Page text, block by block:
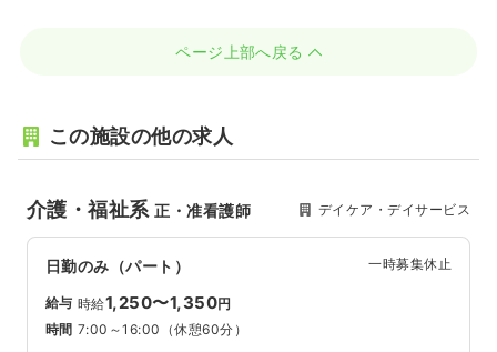
ページ上部へ戻る
この施設の他の求人
介護・福祉系正・准看護師 デイケア・デイサービス
日勤のみ（パート） 一時募集休止
給与 時給1,250〜1,350円
時間 7:00～16:00 （休憩60分）